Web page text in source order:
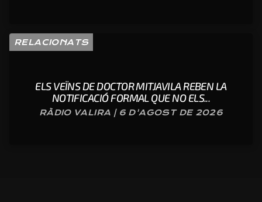
RELACIONATS
ELS VEÏNS DE DOCTOR MITJAVILA REBEN LA
NOTIFICACIÓ FORMAL QUE NO ELS...
RÀDIO VALIRA | 6 D'AGOST DE 2026